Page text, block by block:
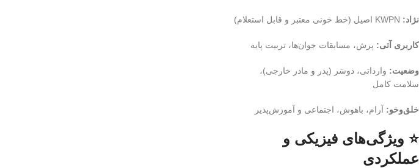
نژاد:
کاربری آتی: پرش، مسابقات جوان‌ها، تربیت پایه
وضعیت: وارداتی، دوسَر (پدر و مادر خارجی)،
سلامت کامل
خلق‌وخو: آرام، باهوش، اجتماعی و آموزش‌پذیر
⭐ ویژگی‌های فیزیکی و
عملکردی